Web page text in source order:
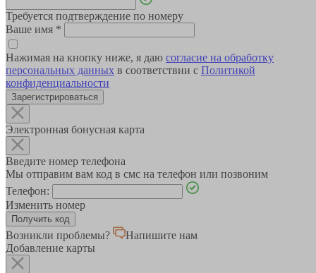
Требуется подтверждение по номеру
Ваше имя *
Нажимая на кнопку ниже, я даю согласие на обработку
персональных данных в соответствии с Политикой
конфиденциальности
Зарегистрироваться
Электронная бонусная карта
Введите номер телефона
Мы отправим вам код в смс на телефон или позвоним
Телефон:
Изменить номер
Возникли проблемы?
Напишите нам
Добавление карты